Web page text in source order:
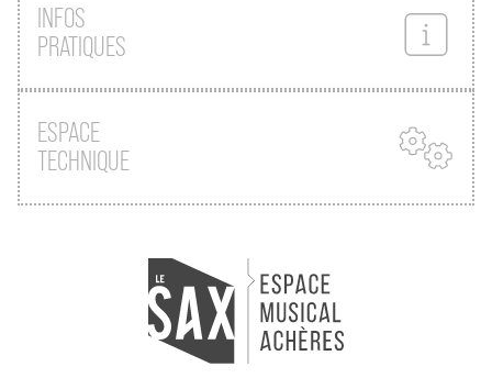
INFOS
PRATIQUES
ESPACE
TECHNIQUE